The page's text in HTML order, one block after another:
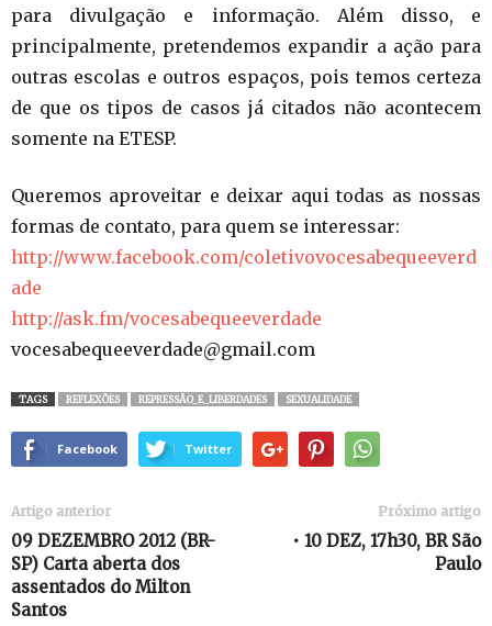
para divulgação e informação. Além disso, e
principalmente, pretendemos expandir a ação para
outras escolas e outros espaços, pois temos certeza
de que os tipos de casos já citados não acontecem
somente na ETESP.
Queremos aproveitar e deixar aqui todas as nossas
formas de contato, para quem se interessar:
http://www.facebook.com/coletivovocesabequeeverd
ade
http://ask.fm/vocesabequeeverdade
vocesabequeeverdade@gmail.com
TAGS REFLEXÕES REPRESSÃO_E_LIBERDADES SEXUALIDADE
Facebook Twitter
Artigo anterior
09 DEZEMBRO 2012 (BR-
SP) Carta aberta dos
assentados do Milton
Santos
Próximo artigo
• 10 DEZ, 17h30, BR São
Paulo